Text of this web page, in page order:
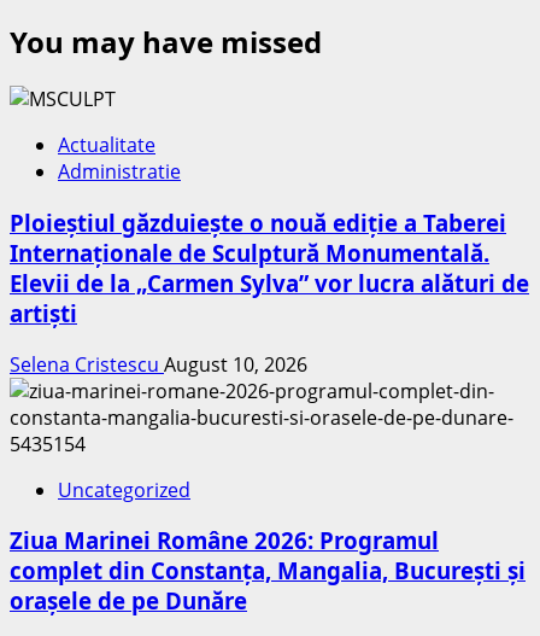
You may have missed
Actualitate
Administratie
Ploieștiul găzduiește o nouă ediție a Taberei
Internaționale de Sculptură Monumentală.
Elevii de la „Carmen Sylva” vor lucra alături de
artiști
Selena Cristescu August 10, 2026
Uncategorized
Ziua Marinei Române 2026: Programul
complet din Constanța, Mangalia, București și
orașele de pe Dunăre